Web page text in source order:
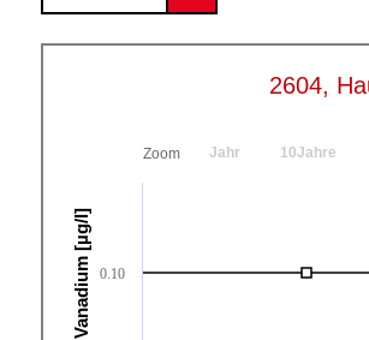
Vanadium [µg/l]
2604,
0.10
Zoom Jahr 10Jahre